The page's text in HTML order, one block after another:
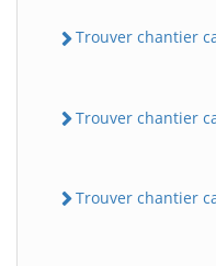
Trouver chantier
Trouver chantier
Trouver chantier